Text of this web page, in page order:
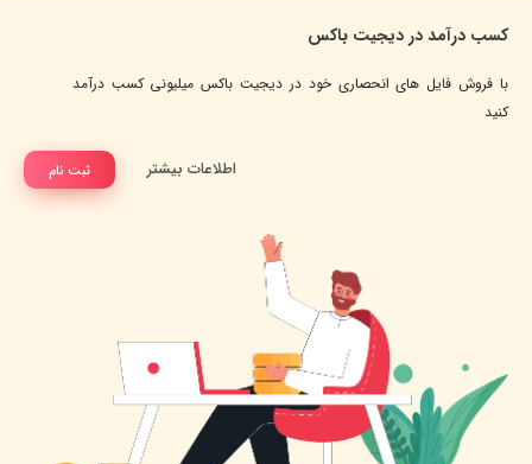
کسب درآمد در دیجیت باکس
با فروش فایل های انحصاری خود در دیجیت باکس میلیونی کسب درآمد
کنید
ثبت نام اطلاعات بیشتر